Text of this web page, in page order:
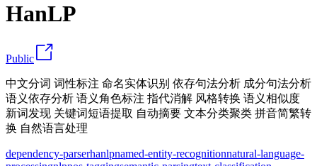
HanLP
Public
中文分词 词性标注 命名实体识别 依存句法分析 成分句法分析
语义依存分析 语义角色标注 指代消解 风格转换 语义相似度
新词发现 关键词短语提取 自动摘要 文本分类聚类 拼音简繁转
换 自然语言处理
dependency-parserhanlpnamed-entity-recognitionnatural-language-